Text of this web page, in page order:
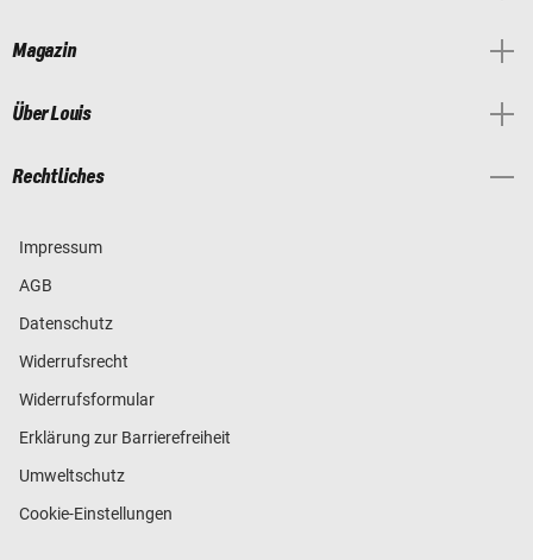
Magazin
Über Louis
Rechtliches
Impressum
AGB
Datenschutz
Widerrufsrecht
Widerrufsformular
Erklärung zur Barrierefreiheit
Umweltschutz
Cookie-Einstellungen